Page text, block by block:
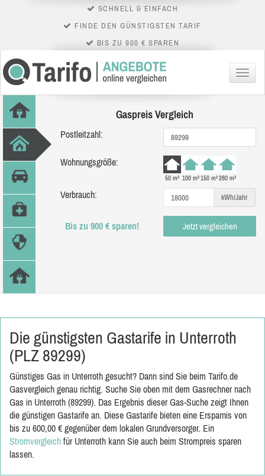
SCHNELL & EINFACH
FINDE DEN GÜNSTIGSTEN TARIF
BIS ZU 900 € SPAREN
Menü
Gaspreis Vergleich
Postleitzahl:
Wohnungsgröße:
50 m² 100 m²150 m²280 m²
Verbrauch: kWh/Jahr
Bis zu 900 € sparen! Jetzt vergleichen
Die günstigsten Gastarife in Unterroth
(PLZ 89299)
Günstiges Gas in Unterroth gesucht? Dann sind Sie beim Tarifo.de
Gasvergleich genau richtig. Suche Sie oben mit dem Gasrechner nach
Gas in Unterroth (89299). Das Ergebnis dieser Gas-Suche zeigt Ihnen
die günstigen Gastarife an. Diese Gastarife bieten eine Ersparnis von
bis zu 600,00 € gegenüber dem lokalen Grundversorger. Ein
Stromvergleich für Unterroth kann Sie auch beim Strompreis sparen
lassen.